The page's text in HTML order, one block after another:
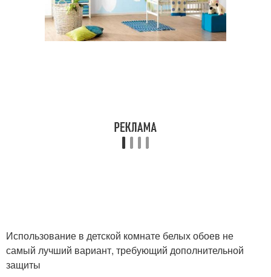
Использование в детской комнате белых обоев не
самый лучший вариант, требующий дополнительной
защиты